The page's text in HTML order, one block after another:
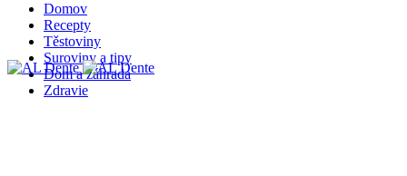
Domov
Recepty
Těstoviny
Suroviny a tipy
Dom a záhrada
Zdravie